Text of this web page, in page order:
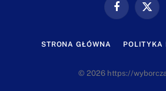
FacebookX
STRONA GŁÓWNA POLITYKA
© 2026 https://